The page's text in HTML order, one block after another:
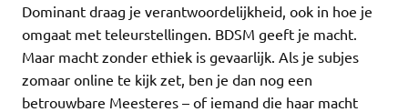
Dominant draag je verantwoordelijkheid, ook in hoe je
omgaat met teleurstellingen. BDSM geeft je macht.
Maar macht zonder ethiek is gevaarlijk. Als je subjes
zomaar online te kijk zet, ben je dan nog een
betrouwbare Meesteres – of iemand die haar macht